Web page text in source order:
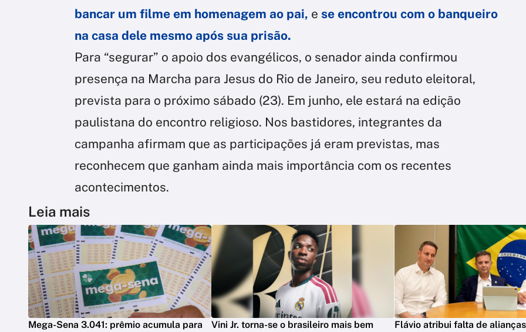
bancar um filme em homenagem ao pai, e se encontrou com o banqueiro
na casa dele mesmo após sua prisão.
Para “segurar” o apoio dos evangélicos, o senador ainda confirmou
presença na Marcha para Jesus do Rio de Janeiro, seu reduto eleitoral,
prevista para o próximo sábado (23). Em junho, ele estará na edição
paulistana do encontro religioso. Nos bastidores, integrantes da
campanha afirmam que as participações já eram previstas, mas
reconhecem que ganham ainda mais importância com os recentes
acontecimentos.
Leia mais
Mega-Sena 3.041: prêmio acumula para
Vini Jr. torna-se o brasileiro mais bem
Flávio atribui falta de